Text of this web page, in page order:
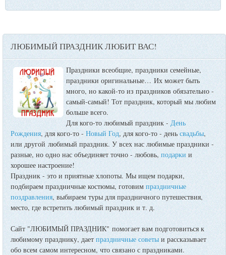
ЛЮБИМЫЙ ПРАЗДНИК ЛЮБИТ ВАС!
Праздники всеобщие, праздники семейные,
праздники оригинальные… Их может быть
много, но какой-то из праздников обязательно -
самый-самый! Тот праздник, который мы любим
больше всего.
Для кого-то любимый праздник - День
Рождения, для кого-то -Новый Год, для кого-то - деньсвадьбы,
или другой любимый праздник. У всех нас любимые праздники -
разные, но одно нас объединяет точно - любовь,подаркии
хорошее настроение!
Праздник - это и приятные хлопоты. Мы ищем подарки,
подбираем праздничные костюмы, готовимпраздничные
поздравления, выбираем туры для праздничного путешествия,
место, где встретить любимый праздник и т. д.
Сайт "ЛЮБИМЫЙ ПРАЗДНИК" помогает вам подготовиться к
любимому празднику, даетпраздничные советы и рассказывает
обо всем самом интересном, что связано с праздниками.